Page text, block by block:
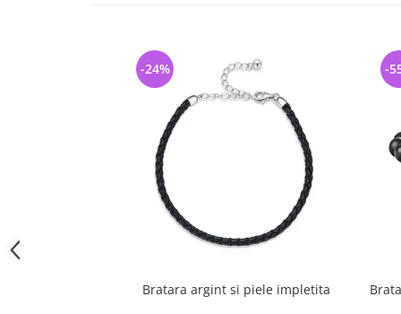
Bratara argint si piele impletita
-24% -